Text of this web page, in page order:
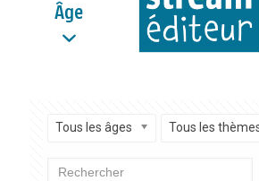
Âge
Tous les âges Tous les